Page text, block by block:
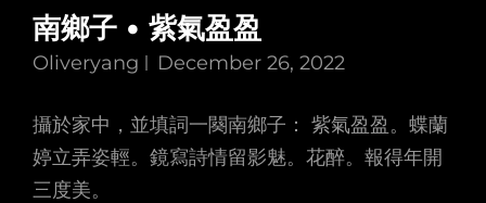
南鄉子 • 紫氣盈盈
Oliveryang December 26, 2022
攝於家中，並填詞一闋南鄉子： 紫氣盈盈。蝶蘭
婷立弄姿輕。鏡寫詩情留影魅。花醉。報得年開
三度美。